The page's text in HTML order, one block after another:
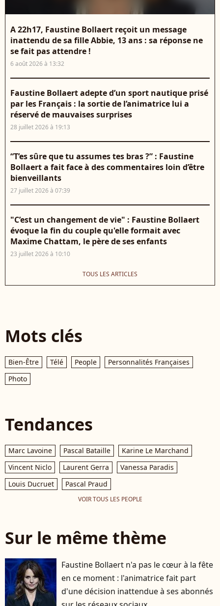
A 22h17, Faustine Bollaert reçoit un message
inattendu de sa fille Abbie, 13 ans : sa réponse ne
se fait pas attendre !
6 août 2026 à 13:32
Faustine Bollaert adepte d’un sport nautique prisé
par les Français : la sortie de l’animatrice lui a
réservé de mauvaises surprises
28 juillet 2026 à 19:13
“T’es sûre que tu assumes tes bras ?” : Faustine
Bollaert a fait face à des commentaires loin d’être
bienveillants
27 juillet 2026 à 07:39
"C’est un changement de vie" : Faustine Bollaert
évoque la fin du couple qu'elle formait avec
Maxime Chattam, le père de ses enfants
23 juillet 2026 à 10:10
TOUS LES ARTICLES
Mots clés
Bien-Être Télé People
Personnalités Françaises
Photo
Tendances
Marc Lavoine Pascal Bataille
Karine Le Marchand
Vincent Niclo
Laurent Gerra
Vanessa Paradis
Louis Ducruet
Pascal Praud
VOIR TOUS LES PEOPLE
Sur le même thème
Faustine Bollaert n'a pas le cœur à la fête
en ce moment : l'animatrice fait part
d'une décision inattendue à ses abonnés